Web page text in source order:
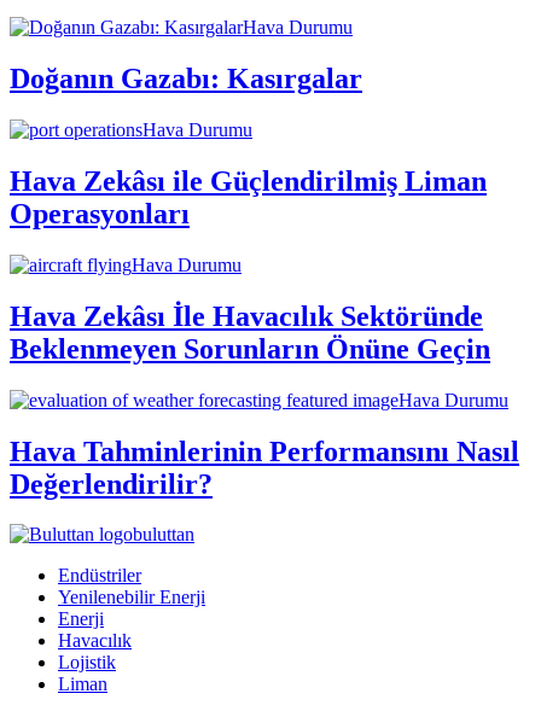
Hava Durumu
Doğanın Gazabı: Kasırgalar
Hava Durumu
Hava Zekâsı ile Güçlendirilmiş Liman
Operasyonları
Hava Durumu
Hava Zekâsı İle Havacılık Sektöründe
Beklenmeyen Sorunların Önüne Geçin
Hava Durumu
Hava Tahminlerinin Performansını Nasıl
Değerlendirilir?
buluttan
Endüstriler
Yenilenebilir Enerji
Enerji
Havacılık
Lojistik
Liman